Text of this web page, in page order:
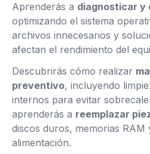
Aprenderás a diagnosticar y
optimizando el sistema
archivos innecesarios y
afectan el rendimiento del
Descubrirás cómo realizar
preventivo, incluyendo
internos para evitar
aprenderás a reemplazar
discos duros, memorias RAM
alimentación.